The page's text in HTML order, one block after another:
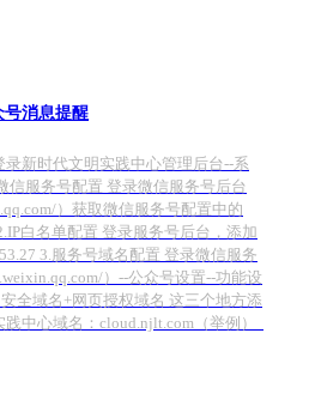
号消息提醒
录新时代文明实践中心管理后台--系
信服务号配置 登录微信服务号后台
）获取微信服务号配置中的
白名单配置 登录服务号后台，添加
3.服务号域名配置 登录微信服务
）--公众号设置--功能设
全域名+网页授权域名 这三个地方添
践中心域名：cloud.njlt.com（举例）